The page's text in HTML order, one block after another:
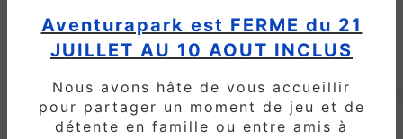
Aventurapark est FERME du 21
JUILLET AU 10 AOUT INCLUS
Nous avons hâte de vous accueillir
pour partager un moment de jeu et de
détente en famille ou entre amis à
Pierrefonds
Que vous habitiez à Crépy-en-Valois ou
dans les environs, Aventura Park est
l'endroit idéal pour organiser
l'anniversaire de votre enfant. Avec